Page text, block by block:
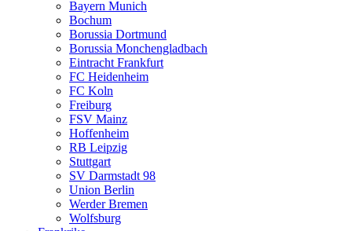
Bayern Munich
Bochum
Borussia Dortmund
Borussia Monchengladbach
Eintracht Frankfurt
FC Heidenheim
FC Koln
Freiburg
FSV Mainz
Hoffenheim
RB Leipzig
Stuttgart
SV Darmstadt 98
Union Berlin
Werder Bremen
Wolfsburg